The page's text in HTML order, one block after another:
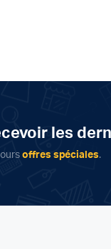
les
offres spéciales.